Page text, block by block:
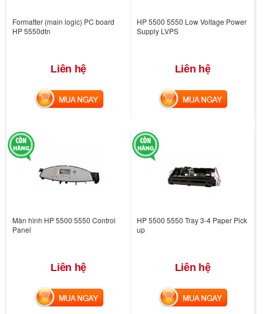
Formatter (main logic) PC board
HP 5550dtn
Liên hệ
MUA NGAY
HP 5500 5550 Low Voltage Power
Supply LVPS
Liên hệ
MUA NGAY
Màn hình HP 5500 5550 Control
Panel
Liên hệ
MUA NGAY
HP 5500 5550 Tray 3-4 Paper Pick
up
Liên hệ
MUA NGAY